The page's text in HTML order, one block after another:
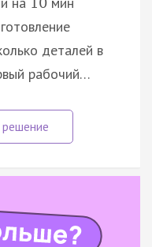
деталей в
рабочий…